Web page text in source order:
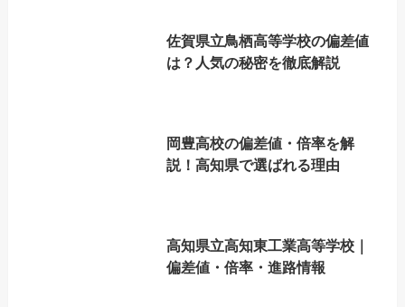
佐賀県立鳥栖高等学校の偏差値
は？人気の秘密を徹底解説
岡豊高校の偏差値・倍率を解
説！高知県で選ばれる理由
高知県立高知東工業高等学校｜
偏差値・倍率・進路情報